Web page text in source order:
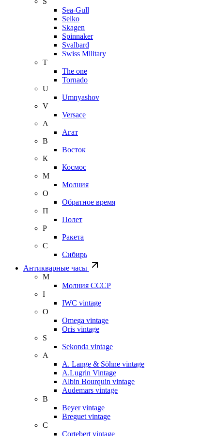
Sea-Gull
Seiko
Skagen
Spinnaker
Svalbard
Swiss Military
T
The one
Tornado
U
Umnyashov
V
Versace
А
Агат
В
Восток
К
Космос
М
Молния
О
Обратное время
П
Полет
Р
Ракета
С
Сибирь
Антикварные часы
М
Молния СССР
I
IWC vintage
O
Omega vintage
Oris vintage
S
Sekonda vintage
A
A. Lange & Söhne vintage
A.Lugrin Vintage
Albin Bourquin vintage
Audemars vintage
B
Beyer vintage
Breguet vintage
C
Cortebert vintage